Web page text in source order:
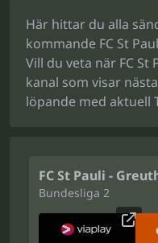
Här hittar du alla
kommande FC St
Vill du veta när FC St
kanal som visar
löpande med aktuell
FC St Pauli -
Bundesliga 2